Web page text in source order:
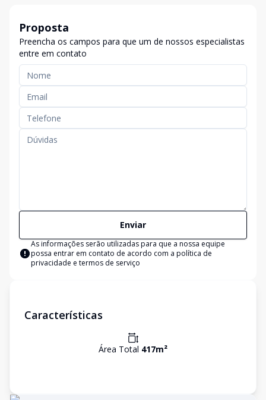
Proposta
Preencha os campos para que um de nossos especialistas
entre em contato
Enviar
As informações serão utilizadas para que a nossa equipe
possa entrar em contato de acordo com a política de
privacidade e termos de serviço
Características
Área Total 417m²